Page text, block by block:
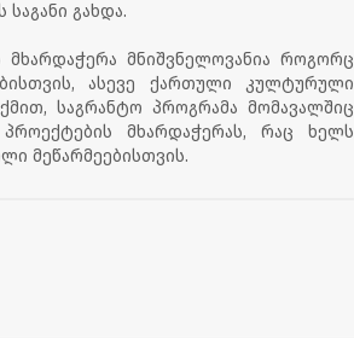
გახდა.
მხარდაჭერა მნიშვნელოვანია როგორც
ასევე ქართული კულტურული
საგრანტო პროგრამა მომავალშიც
მხარდაჭერას, რაც ხელს
მეწარმეებისთვის.